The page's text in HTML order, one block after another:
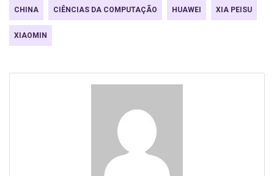
CHINA CIÊNCIAS DA COMPUTAÇÃO HUAWEI XIA PEISU
XIAOMIN